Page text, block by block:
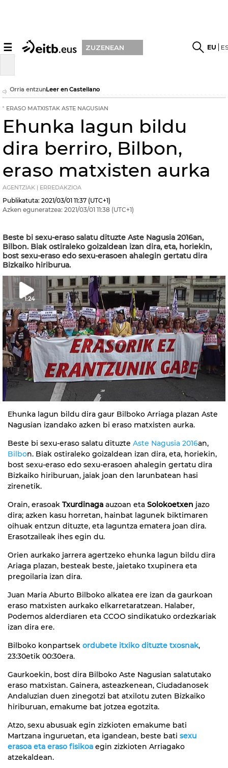
☰ ZUZENEAN EU
Orria entzunLeer en Castellano
ERASO MATXISTAK ASTE NAGUSIAN
Ehunka lagun bildu
dira berriro, Bilbon,
eraso matxisten aurka
AGENTZIAK | ERREDAKZIOA
Publikatuta: 2021/03/01 11:37 (UTC+1)
Azken eguneratzea: 2021/03/01 11:38 (UTC+1)
Beste bi sexu-eraso salatu dituzte Aste Nagusia 2016an,
Bilbon. Biak ostiraleko goizaldean izan dira, eta, horiekin,
bost sexu-eraso edo sexu-erasoen ahalegin gertatu dira
Bizkaiko hiriburua.
1:24
Ehunka lagun bildu dira gaur Bilboko Arriaga plazan Aste
Nagusian izandako azken bi eraso matxisten aurka.
Beste bi sexu-eraso salatu dituzte Aste Nagusia 2016an,
Bilbon. Biak ostiraleko goizaldean izan dira, eta, horiekin,
bost sexu-eraso edo sexu-erasoen ahalegin gertatu dira
Bizkaiko hiriburuan, jaiak joan den larunbatean hasi
zirenetik.
Orain, erasoak Txurdinaga auzoan eta Solokoetxen jazo
dira; azken kasu horretan, hainbat lagunek biktimaren
oihuak entzun dituzte, eta laguntza ematera joan dira.
Erasotzaileak ihes egin du.
Orien aurkako jarrera agertzeko ehunka lagun bildu dira
Ariaga plazan, besteak beste, jaietako txupinera eta
pregoilaria izan dira.
Juan Maria Aburto Bilboko alkatea ere izan da gaurkoan
eraso matxisten aurkako elkarretaratzean. Halaber,
Podemos alderdiaren eta CCOO sindikatuko ordezkariak
izan dira ere.
Bilboko konpartsek ordubete itxiko dituzte txosnak,
23:30etik 00:30era.
Gaurkoekin, bost dira Bilboko Aste Nagusian salatutako
eraso matxistan. Gainera, asteazkenean, Ciudadanosek
Andaluzian duen zinegotzi bat atxilotu zuten Bizkaiko
hiriburuan, emakume bat jotzea egotzita.
Atzo, sexu abusuak egin zizkioten emakume bati
Martzana inguruetan, eta igandean, beste bati sexu
erasoa eta eraso fisikoa egin zizkioten Arriagako
atzekaldean.